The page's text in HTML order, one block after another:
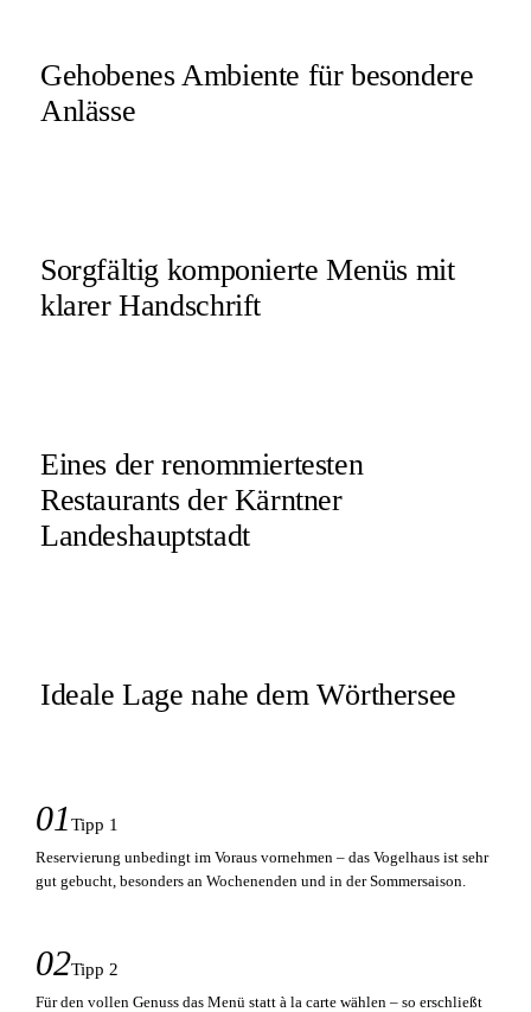
Gehobenes Ambiente für besondere
Anlässe
Sorgfältig komponierte Menüs mit
klarer Handschrift
Eines der renommiertesten
Restaurants der Kärntner
Landeshauptstadt
Ideale Lage nahe dem Wörthersee
01 Tipp 1
Reservierung unbedingt im Voraus vornehmen – das Vogelhaus ist sehr
gut gebucht, besonders an Wochenenden und in der Sommersaison.
02Tipp 2
Für den vollen Genuss das Menü statt à la carte wählen – so erschließt